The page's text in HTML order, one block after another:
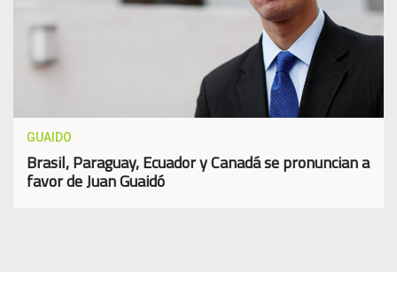
GUAIDO
Brasil, Paraguay, Ecuador y Canadá se pronuncian a
favor de Juan Guaidó